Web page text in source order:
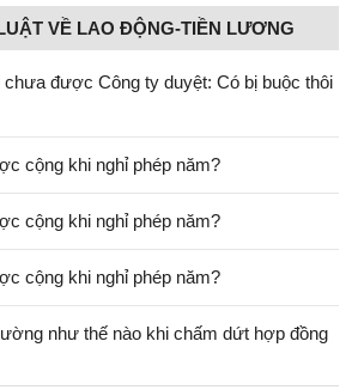
VỀ LAO ĐỘNG-TIỀN LƯƠNG
được Công ty duyệt: Có bị buộc thôi
cộng khi nghỉ phép năm?
cộng khi nghỉ phép năm?
cộng khi nghỉ phép năm?
như thế nào khi chấm dứt hợp đồng